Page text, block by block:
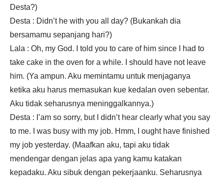
Desta?)
Desta : Didn’t he with you all day? (Bukankah dia
bersamamu sepanjang hari?)
Lala : Oh, my God. I told you to care of him since I had to
take cake in the oven for a while. I should have not leave
him. (Ya ampun. Aku memintamu untuk menjaganya
ketika aku harus memasukan kue kedalan oven sebentar.
Aku tidak seharusnya meninggalkannya.)
Desta : I’am so sorry, but I didn’t hear clearly what you say
to me. I was busy with my job. Hmm, I ought have finished
my job yesterday. (Maafkan aku, tapi aku tidak
mendengar dengan jelas apa yang kamu katakan
kepadaku. Aku sibuk dengan pekerjaanku. Seharusnya